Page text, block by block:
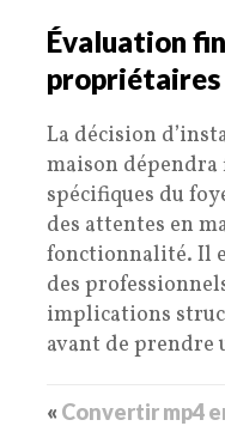
Évaluation
propriétaires
La décision
maison
spécifiques du
des attentes en
fonctionnalité. Il
des
implications
avant de prendre
« Convertir mp4